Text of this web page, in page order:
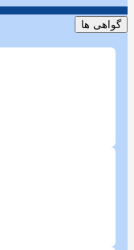
گواهی ها